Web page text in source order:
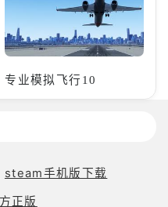
专业模拟飞行10
steam手机版下载
正版